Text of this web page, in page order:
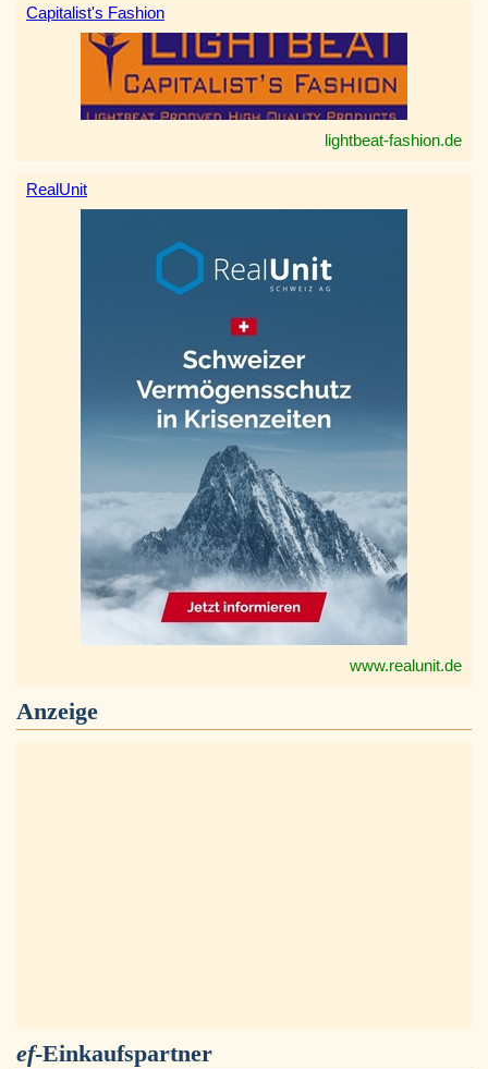
Capitalist's Fashion
lightbeat-fashion.de
RealUnit
www.realunit.de
Anzeige
ef-Einkaufspartner